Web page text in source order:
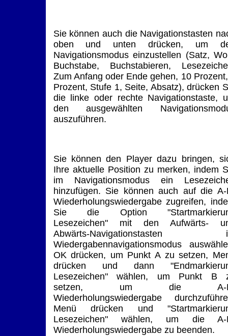
Sie können auch die Navigationstasten
oben und unten drücken, um
Navigationsmodus einzustellen (Satz,
Buchstabe, Buchstabieren,
Zum Anfang oder Ende gehen, 10
Prozent, Stufe 1, Seite, Absatz), drücken
die linke oder rechte Navigationstaste,
den ausgewählten
auszuführen.
Sie können den Player dazu bringen,
Ihre aktuelle Position zu merken, indem
im Navigationsmodus ein
hinzufügen. Sie können auch auf die A-
Wiederholungswiedergabe zugreifen,
Sie die Option
Lesezeichen" mit den Aufwärts-
Abwärts-Navigationstasten
Wiedergabennavigationsmodus
OK drücken, um Punkt A zu setzen,
drücken und dann
Lesezeichen" wählen, um Punkt B
setzen, um die A-
Wiederholungswiedergabe
Menü drücken und
Lesezeichen" wählen, um die A-
Wiederholungswiedergabe zu beenden.